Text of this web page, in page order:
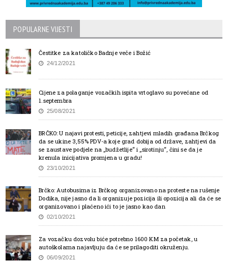
POPULARNE VIJESTI
Čestitke za katoličko Badnje veče i Božić
24/12/2021
Cijene za polaganje vozačkih ispita vrtoglavo su povećane od
1.septembra
25/08/2021
BRČKO: U najavi protesti, peticije, zahtjevi mladih građana Brčkog
da se ukine 3,55% PDV-a koje grad dobija od države, zahtjevi da
se zaustave podjele na „budžetlije“ i „sirotinju“, čini se da je
krenula inicijativa promjena u gradu!
23/10/2021
Brčko: Autobusima iz Brčkog organizovano na proteste na rušenje
Dodika, nije jasno da li organizuje pozicija ili opozicija ali da će se
organizovano i plaćeno ići to je jasno kao dan
02/10/2021
Za vozačku dozvolu biće potrebno 1600 KM za početak, u
autoškolama najavljuju da će se prilagoditi okruženju.
06/09/2021